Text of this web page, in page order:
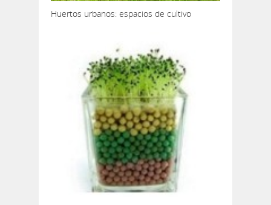
Huertos urbanos: espacios de cultivo